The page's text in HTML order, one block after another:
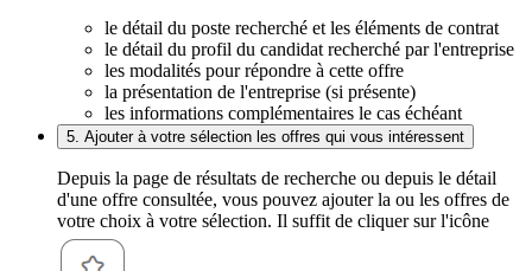
le détail du poste recherché et les éléments de contrat
le détail du profil du candidat recherché par l'entreprise
les modalités pour répondre à cette offre
la présentation de l'entreprise (si présente)
les informations complémentaires le cas échéant
5. Ajouter à votre sélection les offres qui vous intéressent
Depuis la page de résultats de recherche ou depuis le détail
d'une offre consultée, vous pouvez ajouter la ou les offres de
votre choix à votre sélection. Il suffit de cliquer sur l'icône